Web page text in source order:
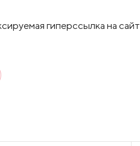
гиперссылка на сайт